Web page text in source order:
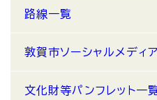
路線一覧
敦賀市ソーシャルメディ
文化財等パンフレット一